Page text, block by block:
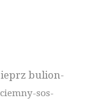
bulion-
ciemny-sos-